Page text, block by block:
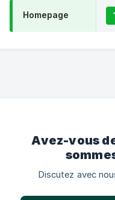
Homepage 1
Avez-vous
Discutez avec